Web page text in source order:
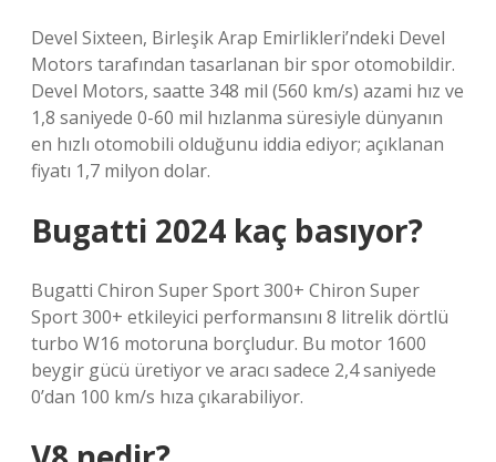
Devel Sixteen, Birleşik Arap Emirlikleri’ndeki Devel
Motors tarafından tasarlanan bir spor otomobildir.
Devel Motors, saatte 348 mil (560 km/s) azami hız ve
1,8 saniyede 0-60 mil hızlanma süresiyle dünyanın
en hızlı otomobili olduğunu iddia ediyor; açıklanan
fiyatı 1,7 milyon dolar.
Bugatti 2024 kaç basıyor?
Bugatti Chiron Super Sport 300+ Chiron Super
Sport 300+ etkileyici performansını 8 litrelik dörtlü
turbo W16 motoruna borçludur. Bu motor 1600
beygir gücü üretiyor ve aracı sadece 2,4 saniyede
0’dan 100 km/s hıza çıkarabiliyor.